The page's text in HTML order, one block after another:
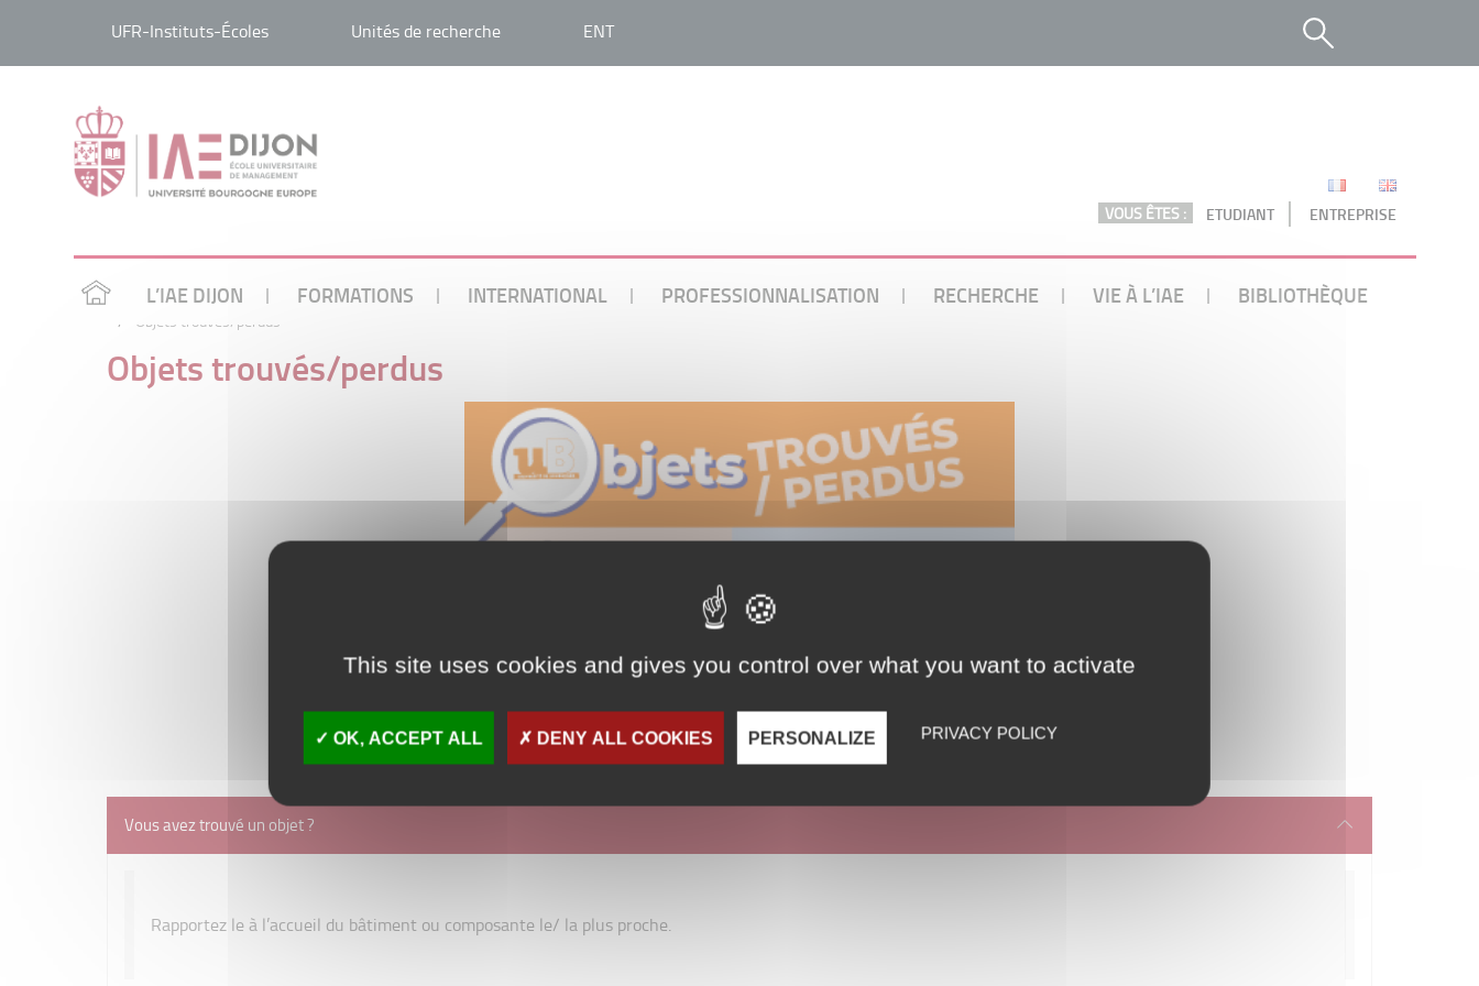
UFR-Instituts-Écoles Unités de recherche ENT
VOUS ÊTES : ETUDIANT ENTREPRISE
L’IAE DIJON FORMATIONS INTERNATIONAL PROFESSIONNALISATION RECHERCHE VIE À L’IAE BIBLIOTHÈQUE
/ Objets trouvés/perdus
Objets trouvés/perdus
Vous avez trouvé un objet ?
Rapportez le à l’accueil du bâtiment ou composante le/ la plus proche.
This site uses cookies and gives you control over what you want to activate
OK, ACCEPT ALL DENY ALL COOKIES PERSONALIZE PRIVACY POLICY